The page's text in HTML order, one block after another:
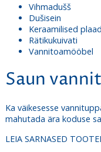
Vihmadušš
Dušisein
Keraamilised
Rätikukuivati
Vannitoamööbel
Saun
Ka väikesesse
mahutada ära koduse
LEIA SARNASED